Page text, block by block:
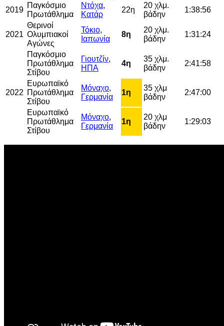
2019
Παγκόσμιο
Πρωτάθλημα
Ντόχα,
Κατάρ
22η
20 χλμ.
βάδην
1:38:56
2021
Θερινοί
Ολυμπιακοί
Αγώνες
Τόκιο,
Ιαπωνία
8η
20 χλμ.
βάδην
1:31:24
2022
Παγκόσμιο
Πρωτάθλημα
Στίβου
Γιουτζίν,
ΗΠΑ
4η
35 χλμ.
βάδην
2:41:58
Ευρωπαϊκό
Πρωτάθλημα
Στίβου
Μόναχο,
Γερμανία
1η
35 χλμ
βάδην
2:47:00
Ευρωπαϊκό
Πρωτάθλημα
Στίβου
Μόναχο,
Γερμανία
1η
20 χλμ
βάδην
1:29:03